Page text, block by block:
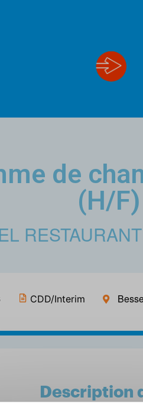
de
(H/F)
CDD/Interim
Description